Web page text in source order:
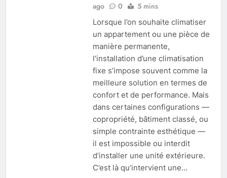
ago
0 5 mins
Lorsque l’on souhaite climatiser
un appartement ou une pièce de
manière permanente,
l’installation d’une climatisation
fixe s’impose souvent comme la
meilleure solution en termes de
confort et de performance. Mais
dans certaines configurations —
copropriété, bâtiment classé, ou
simple contrainte esthétique —
il est impossible ou interdit
d’installer une unité extérieure.
C’est là qu’intervient une…